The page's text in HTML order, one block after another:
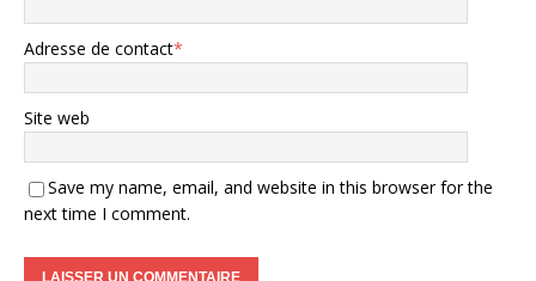
Adresse de contact*
Site web
Save my name, email, and website in this browser for the
next time I comment.